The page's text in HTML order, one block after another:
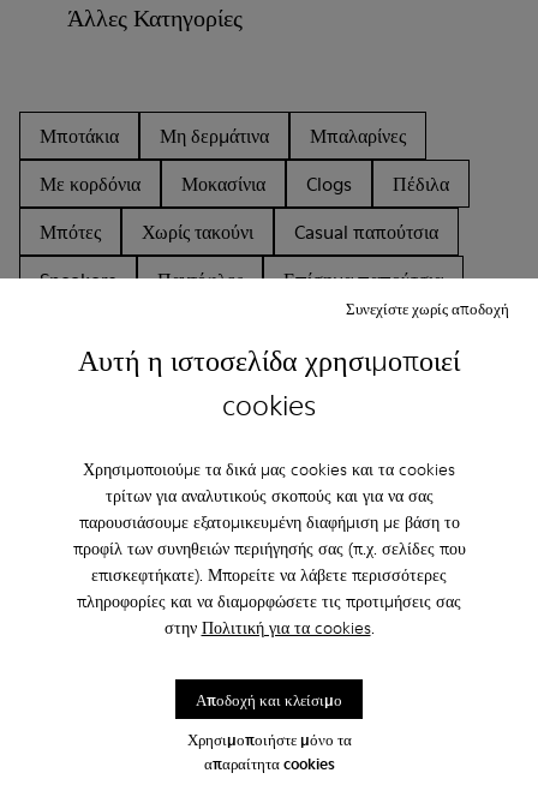
Αυτή η ιστοσελίδα χρησιμοποιεί
cookies
Χρησιμοποιούμε τα δικά μας cookies και τα cookies
τρίτων για αναλυτικούς σκοπούς και για να σας
παρουσιάσουμε εξατομικευμένη διαφήμιση με βάση το
προφίλ των συνηθειών περιήγησής σας (π.χ. σελίδες που
επισκεφτήκατε). Μπορείτε να λάβετε περισσότερες
πληροφορίες και να διαμορφώσετε τις προτιμήσεις σας
στην Πολιτική για τα cookies.
Χρησιμοποιήστε μόνο τα
απαραίτητα cookies
Συνεχίστε χωρίς αποδοχή
Αποδοχή και κλείσιμο
Άλλες Κατηγορίες
Μποτάκια Μη δερμάτινα
Μπαλαρίνες
Με κορδόνια
Μοκασίνια Clogs
Πέδιλα
Μπότες
Χωρίς τακούνι
Casual παπούτσια
Sneakers
Παντόφλες
Επίσημα παπούτσια
ΑΝΔΡΙΚΑ ΠΑΠΟΎΤΣΙΑ SLS ΓΙΑ ΑΝΔΡΙΚΑ
Family & Friends: Get 50% Off
εκδηλώσεις και πολλά, πολλά άλλα.